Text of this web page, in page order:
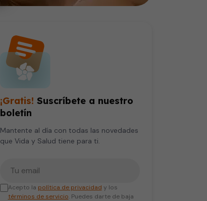
¡Gratis! Suscríbete a nuestro
boletín
Mantente al día con todas las novedades
que Vida y Salud tiene para ti.
Acepto la política de privacidad y los
términos de servicio. Puedes darte de baja